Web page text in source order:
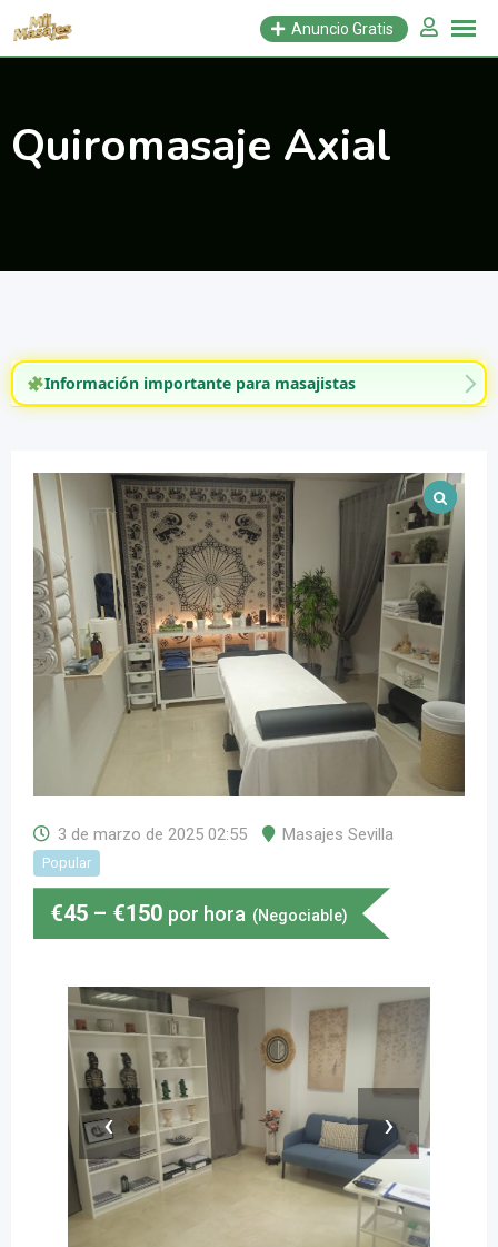
Saltar
Anuncio Gratis
Quiromasaje Axial
Información importante para masajistas
3 de marzo de 2025 02:55 Masajes Sevilla
Popular
€45 – €150 por hora (Negociable)
‹ ›